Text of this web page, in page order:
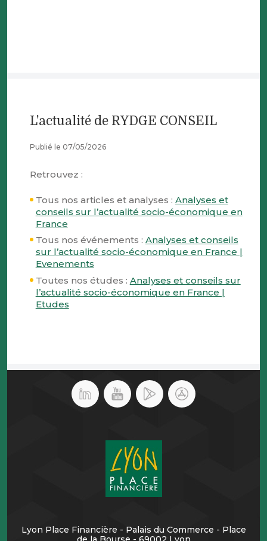
L'actualité de RYDGE CONSEIL
Publié le 07/05/2026
Retrouvez :
Tous nos articles et analyses : Analyses et
conseils sur l’actualité socio-économique en
France
Tous nos événements : Analyses et conseils
sur l’actualité socio-économique en France |
Evenements
Toutes nos études : Analyses et conseils sur
l’actualité socio-économique en France |
Etudes
Lyon Place Financière - Palais du Commerce - Place